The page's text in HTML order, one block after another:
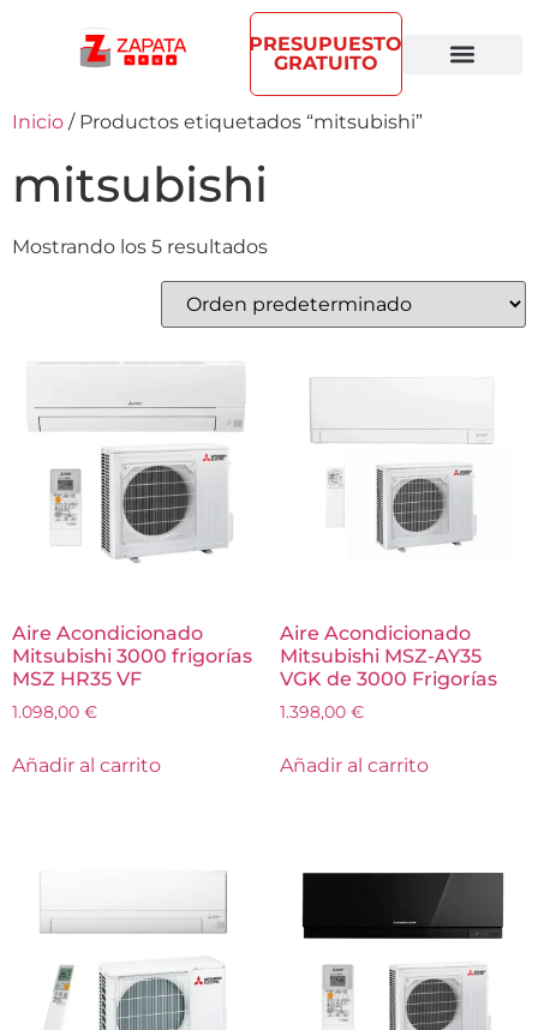
PRESUPUESTO
GRATUITO
Inicio / Productos etiquetados “mitsubishi”
mitsubishi
Mostrando los 5 resultados
Aire Acondicionado
Mitsubishi 3000 frigorías
MSZ HR35 VF
1.098,00 €
Añadir al carrito
Aire Acondicionado
Mitsubishi MSZ-AY35
VGK de 3000 Frigorías
1.398,00 €
Añadir al carrito